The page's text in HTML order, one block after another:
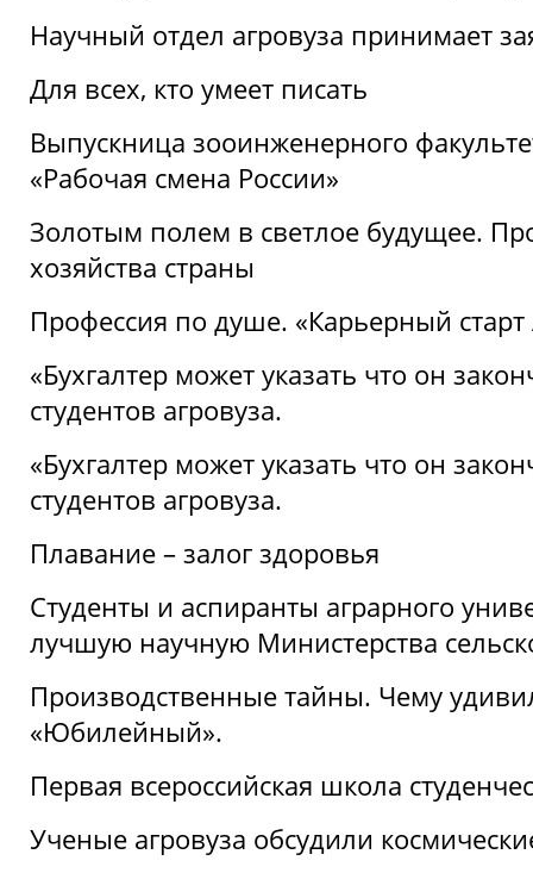
Научный отдел агровуза принимает
Для всех, кто умеет писать
Выпускница зооинженерного
«Рабочая смена России»
Золотым полем в светлое будущее.
хозяйства страны
Профессия по душе. «Карьерный
«Бухгалтер может указать что он
студентов агровуза.
«Бухгалтер может указать что он
студентов агровуза.
Плавание – залог здоровья
Студенты и аспиранты аграрного
лучшую научную Министерства
Производственные тайны. Чему
«Юбилейный».
Первая всероссийская школа
Ученые агровуза обсудили